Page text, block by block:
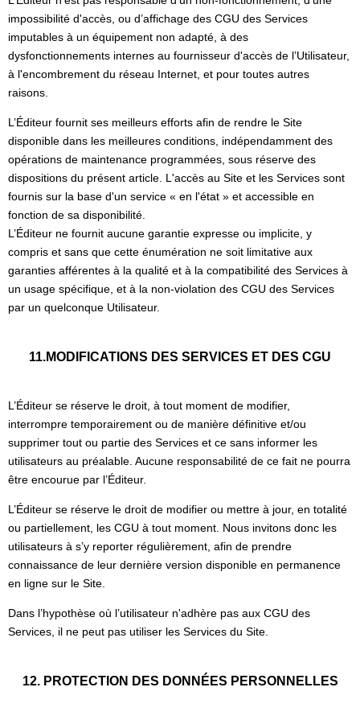
impossibilité d'accès, ou d’affichage des CGU des Services
imputables à un équipement non adapté, à des
dysfonctionnements internes au fournisseur d'accès de l’Utilisateur,
à l'encombrement du réseau Internet, et pour toutes autres
raisons.
L’Éditeur fournit ses meilleurs efforts afin de rendre le Site
disponible dans les meilleures conditions, indépendamment des
opérations de maintenance programmées, sous réserve des
dispositions du présent article. L'accès au Site et les Services sont
fournis sur la base d'un service « en l'état » et accessible en
fonction de sa disponibilité.
L’Éditeur ne fournit aucune garantie expresse ou implicite, y
compris et sans que cette énumération ne soit limitative aux
garanties afférentes à la qualité et à la compatibilité des Services à
un usage spécifique, et à la non-violation des CGU des Services
par un quelconque Utilisateur.
11.MODIFICATIONS DES SERVICES ET DES CGU
L’Éditeur se réserve le droit, à tout moment de modifier,
interrompre temporairement ou de manière définitive et/ou
supprimer tout ou partie des Services et ce sans informer les
utilisateurs au préalable. Aucune responsabilité de ce fait ne pourra
être encourue par l’Éditeur.
L’Éditeur se réserve le droit de modifier ou mettre à jour, en totalité
ou partiellement, les CGU à tout moment. Nous invitons donc les
utilisateurs à s’y reporter régulièrement, afin de prendre
connaissance de leur dernière version disponible en permanence
en ligne sur le Site.
Dans l’hypothèse où l’utilisateur n'adhère pas aux CGU des
Services, il ne peut pas utiliser les Services du Site.
12. PROTECTION DES DONNÉES PERSONNELLES